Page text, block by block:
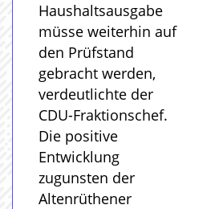
Haushaltsausgabe
müsse weiterhin auf
den Prüfstand
gebracht werden,
verdeutlichte der
CDU-Fraktionschef.
Die positive
Entwicklung
zugunsten der
Altenrüthener